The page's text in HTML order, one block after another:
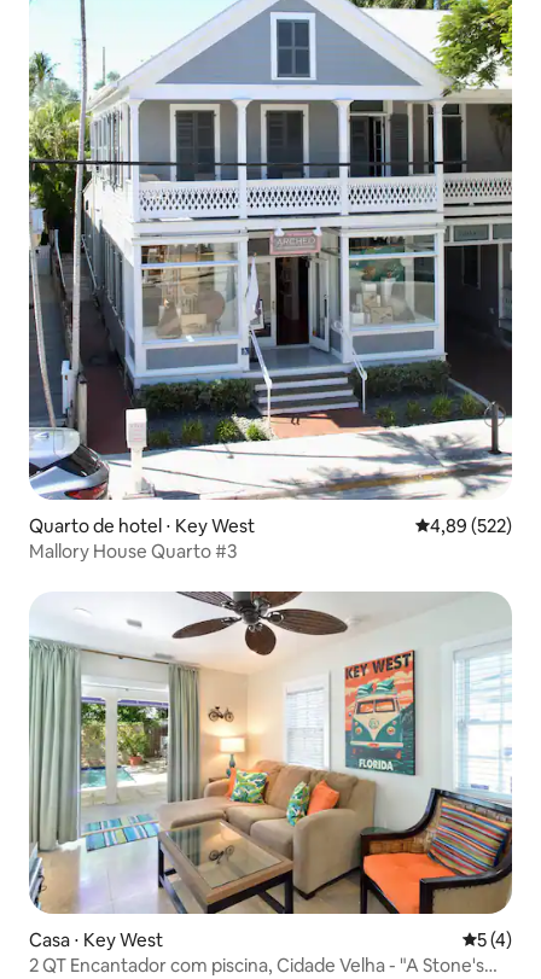
Quarto de hotel ⋅ Key West 4,89 de uma
4,89 (522)
Mallory House Quarto #3
Casa ⋅ Key West 5 de
5 (4)
2 QT Encantador com piscina, Cidade Velha - "A Stone's